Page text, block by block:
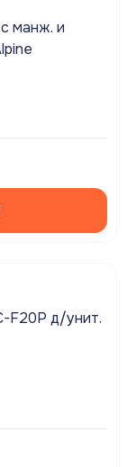
манж. и
F20P д/унит.